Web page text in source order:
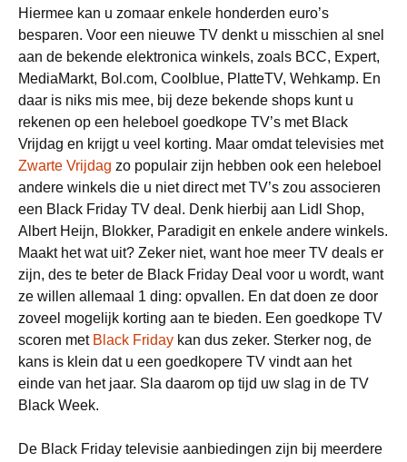
Hiermee kan u zomaar enkele honderden euro’s
besparen. Voor een nieuwe TV denkt u misschien al snel
aan de bekende elektronica winkels, zoals BCC, Expert,
MediaMarkt, Bol.com, Coolblue, PlatteTV, Wehkamp. En
daar is niks mis mee, bij deze bekende shops kunt u
rekenen op een heleboel goedkope TV’s met Black
Vrijdag en krijgt u veel korting. Maar omdat televisies met
Zwarte Vrijdag zo populair zijn hebben ook een heleboel
andere winkels die u niet direct met TV’s zou associeren
een Black Friday TV deal. Denk hierbij aan Lidl Shop,
Albert Heijn, Blokker, Paradigit en enkele andere winkels.
Maakt het wat uit? Zeker niet, want hoe meer TV deals er
zijn, des te beter de Black Friday Deal voor u wordt, want
ze willen allemaal 1 ding: opvallen. En dat doen ze door
zoveel mogelijk korting aan te bieden. Een goedkope TV
scoren met Black Friday kan dus zeker. Sterker nog, de
kans is klein dat u een goedkopere TV vindt aan het
einde van het jaar. Sla daarom op tijd uw slag in de TV
Black Week.
De Black Friday televisie aanbiedingen zijn bij meerdere